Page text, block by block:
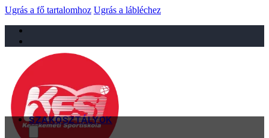
Ugrás a fő tartalomhoz Ugrás a lábléchez
sportiskola@juniorsportkft.hu
SZAKOSZTÁLYOK